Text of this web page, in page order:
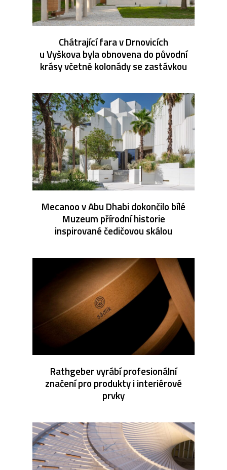
Chátrající fara v Drnovicích
u Vyškova byla obnovena do původní
krásy včetně kolonády se zastávkou
Mecanoo v Abu Dhabi dokončilo bílé
Muzeum přírodní historie
inspirované čedičovou skálou
Rathgeber vyrábí profesionální
značení pro produkty i interiérové
prvky